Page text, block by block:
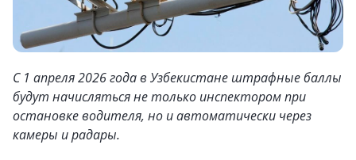
С 1 апреля 2026 года в Узбекистане штрафные баллы
будут начисляться не только инспектором при
остановке водителя, но и автоматически через
камеры и радары.